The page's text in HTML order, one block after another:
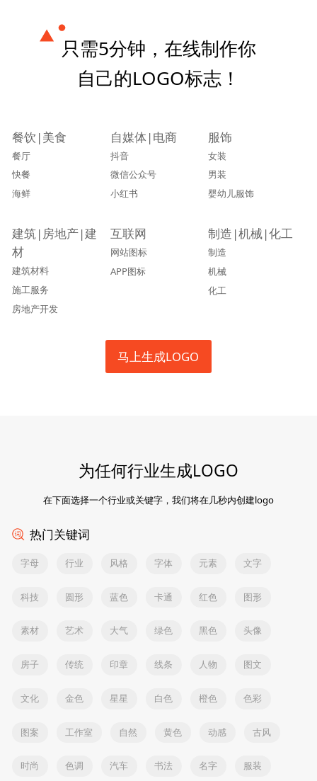
只需5分钟，在线制作你
自己的LOGO标志！
餐饮|美食
餐厅
快餐
海鲜
自媒体|电商
抖音
微信公众号
小红书
服饰
女装
男装
婴幼儿服饰
建筑|房地产|建
材
建筑材料
施工服务
房地产开发
互联网
网站图标
APP图标
制造|机械|化工
制造
机械
化工
马上生成LOGO
为任何行业生成LOGO
在下面选择一个行业或关键字，我们将在几秒内创建logo
热门关键词
字母 行业 风格 字体 元素 文字
科技 圆形 蓝色 卡通 红色 图形
素材 艺术 大气 绿色 黑色 头像
房子 传统 印章 线条 人物 图文
文化 金色 星星 白色 橙色 色彩
图案 工作室 自然 黄色 动感 古风
时尚 色调 汽车 书法 名字 服装